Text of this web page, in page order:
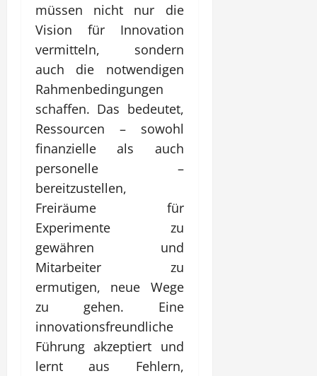
müssen nicht nur die
Vision für Innovation
vermitteln, sondern
auch die notwendigen
Rahmenbedingungen
schaffen. Das bedeutet,
Ressourcen – sowohl
finanzielle als auch
personelle –
bereitzustellen,
Freiräume für
Experimente zu
gewähren und
Mitarbeiter zu
ermutigen, neue Wege
zu gehen. Eine
innovationsfreundliche
Führung akzeptiert und
lernt aus Fehlern,